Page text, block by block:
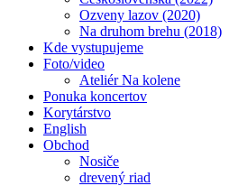
Ozveny lazov (2020)
Na druhom brehu (2018)
Kde vystupujeme
Foto/video
Ateliér Na kolene
Ponuka koncertov
Korytárstvo
English
Obchod
Nosiče
drevený riad